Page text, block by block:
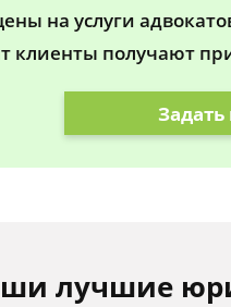
на услуги
клиенты получают
лучшие